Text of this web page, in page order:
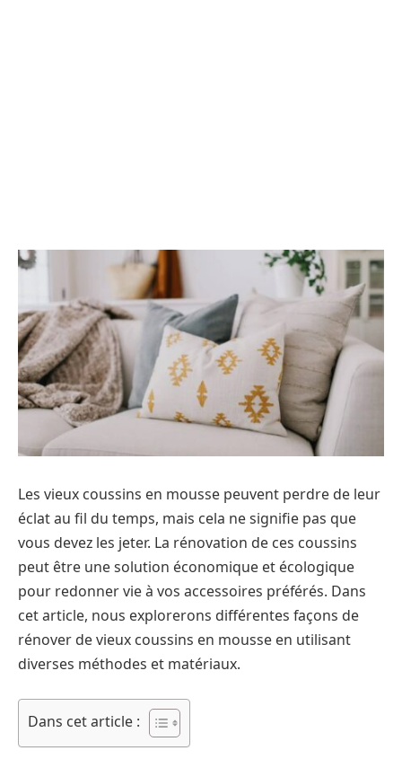
Les vieux coussins en mousse peuvent perdre de leur
éclat au fil du temps, mais cela ne signifie pas que
vous devez les jeter. La rénovation de ces coussins
peut être une solution économique et écologique
pour redonner vie à vos accessoires préférés. Dans
cet article, nous explorerons différentes façons de
rénover de vieux coussins en mousse en utilisant
diverses méthodes et matériaux.
Dans cet article :